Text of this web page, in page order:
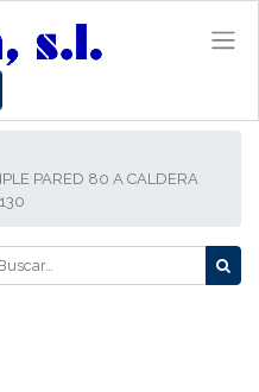
PARED 80 A CALDERA